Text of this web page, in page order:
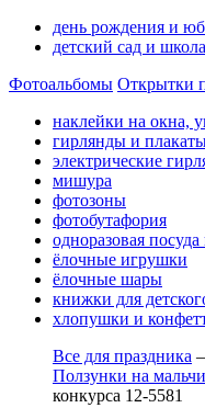
день рождения и
детский сад и школа
Фотоальбомы Открытки
наклейки на окна,
гирлянды и
электрические
мишура
фотозоны
фотобутафория
одноразовая посуда
ёлочные игрушки
ёлочные шары
книжки для
хлопушки и
Все для праздника
Ползунки на
конкурса 12-5581